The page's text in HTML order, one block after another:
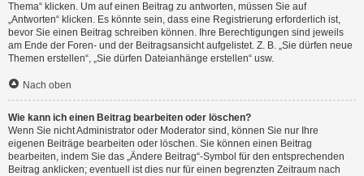
Thema“ klicken. Um auf einen Beitrag zu antworten, müssen Sie auf
„Antworten“ klicken. Es könnte sein, dass eine Registrierung erforderlich ist,
bevor Sie einen Beitrag schreiben können. Ihre Berechtigungen sind jeweils
am Ende der Foren- und der Beitragsansicht aufgelistet. Z. B. „Sie dürfen neue
Themen erstellen“, „Sie dürfen Dateianhänge erstellen“ usw.
Nach oben
Wie kann ich einen Beitrag bearbeiten oder löschen?
Wenn Sie nicht Administrator oder Moderator sind, können Sie nur Ihre
eigenen Beiträge bearbeiten oder löschen. Sie können einen Beitrag
bearbeiten, indem Sie das „Ändere Beitrag“-Symbol für den entsprechenden
Beitrag anklicken; eventuell ist dies nur für einen begrenzten Zeitraum nach